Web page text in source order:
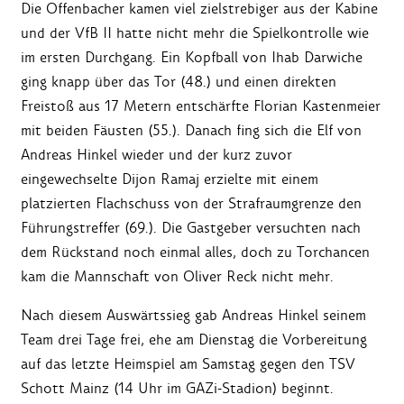
Die Offenbacher kamen viel zielstrebiger aus der Kabine
und der VfB II hatte nicht mehr die Spielkontrolle wie
im ersten Durchgang. Ein Kopfball von Ihab Darwiche
ging knapp über das Tor (48.) und einen direkten
Freistoß aus 17 Metern entschärfte Florian Kastenmeier
mit beiden Fäusten (55.). Danach fing sich die Elf von
Andreas Hinkel wieder und der kurz zuvor
eingewechselte Dijon Ramaj erzielte mit einem
platzierten Flachschuss von der Strafraumgrenze den
Führungstreffer (69.). Die Gastgeber versuchten nach
dem Rückstand noch einmal alles, doch zu Torchancen
kam die Mannschaft von Oliver Reck nicht mehr.
Nach diesem Auswärtssieg gab Andreas Hinkel seinem
Team drei Tage frei, ehe am Dienstag die Vorbereitung
auf das letzte Heimspiel am Samstag gegen den TSV
Schott Mainz (14 Uhr im GAZi-Stadion) beginnt.